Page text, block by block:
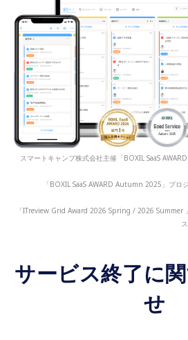
スマートキャンプ株式会社主催「BOXIL SaaS
「BOXIL SaaS AWARD Autumn 2025」プロ
「ITreview Grid Award 2026 Spring / 2026 Summer
サービス終了に
せ